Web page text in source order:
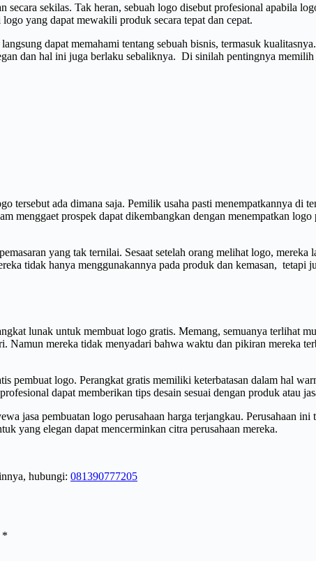
secara sekilas. Tak heran, sebuah logo disebut profesional apabila
yang dapat mewakili produk secara tepat dan cepat.
dapat memahami tentang sebuah bisnis, termasuk
dan hal ini juga berlaku sebaliknya. Di sinilah pentingnya memilih
tersebut ada dimana saja. Pemilik usaha pasti menempatkannya di
menggaet prospek dapat dikembangkan dengan menempatkan
yang tak ternilai. Sesaat setelah orang melihat logo,
tidak hanya menggunakannya pada produk dan kemasan, tetapi
lunak untuk membuat logo gratis. Memang, semuanya terlihat
Namun mereka tidak menyadari bahwa waktu dan pikiran mereka
pembuat logo. Perangkat gratis memiliki keterbatasan dalam hal
dapat memberikan tips desain sesuai dengan produk atau
jasa pembuatan logo perusahaan harga terjangkau. Perusahaan
yang elegan dapat mencerminkan citra perusahaan mereka.
hubungi: 081390777205
*